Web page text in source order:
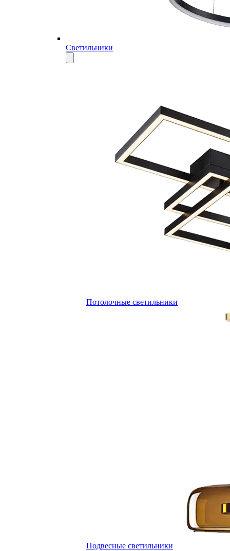
Светильники
Потолочные светильники
Подвесные светильники